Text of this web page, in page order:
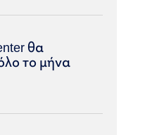
θα
το μήνα